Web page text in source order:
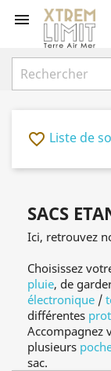

favorite_border Liste de
SACS
Ici, retrouvez
Choisissez
pluie, de
électronique /
différentes
Accompagnez
plusieurs
sac.